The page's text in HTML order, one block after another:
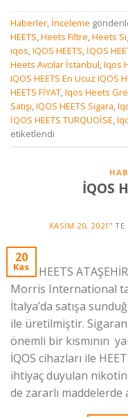
Haberler, İnceleme
HEETS,Heets Filtre,Heets
iqos,IQOS HEETS, İQOS
Heets Avcılar İstanbul,Iqos
IQOS HEETS En Ucuz IQOS
HEETS FİYAT,Iqos Heets
Satışı,IQOS HEETS Sigara,
İQOS HEETS TURQUOİSE,
etiketlendi
İQOS
KASIM 20, 2021 ’'
20
Kas
İQOS HEETS
Morris International
İtalya’da satışa
ile üretilmiştir.
önemli bir kısmının
İQOS cihazları ile
ihtiyaç duyulan
de zararlı